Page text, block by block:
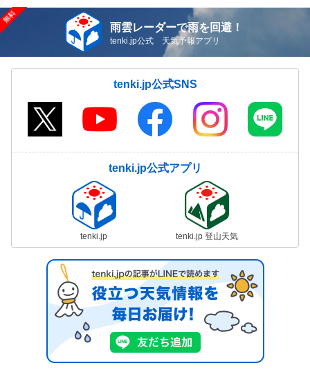
雨雲レーダーで雨を回避！
tenki.jp公式 天気予報アプリ
tenki.jp公式SNS
tenki.jp公式アプリ
tenki.jp tenki.jp 登山天気